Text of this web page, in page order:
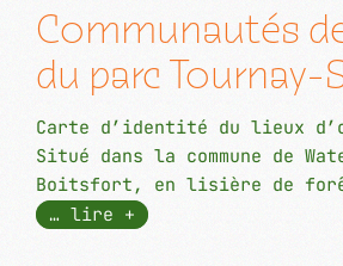
Communautés
du parc Tournay-
Carte d’identité du lieux
Situé dans la commune de
Boitsfort, en lisière de
… lire +